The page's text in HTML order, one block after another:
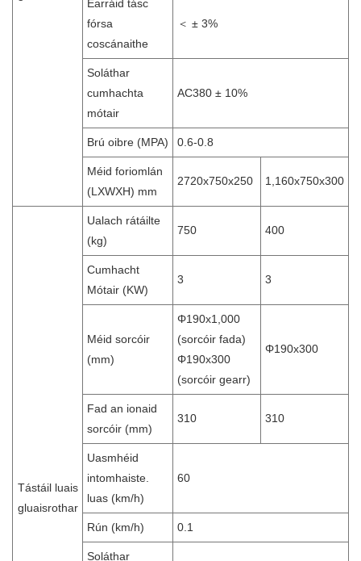
Earráid tásc
fórsa
coscánaithe
＜ ± 3%
Soláthar
cumhachta
mótair
AC380 ± 10%
Brú oibre (MPA) 0.6-0.8
Méid foriomlán
(LXWXH) mm
2720x750x250 1,160x750x300
Tástáil luais
gluaisrothar
Ualach rátáilte
(kg)
750 400
Cumhacht
Mótair (KW)
3 3
Méid sorcóir
(mm)
Φ190x1,000
(sorcóir fada)
Φ190x300
(sorcóir gearr)
Φ190x300
Fad an ionaid
sorcóir (mm)
310 310
Uasmhéid
intomhaiste.
luas (km/h)
60
Rún (km/h) 0.1
Soláthar